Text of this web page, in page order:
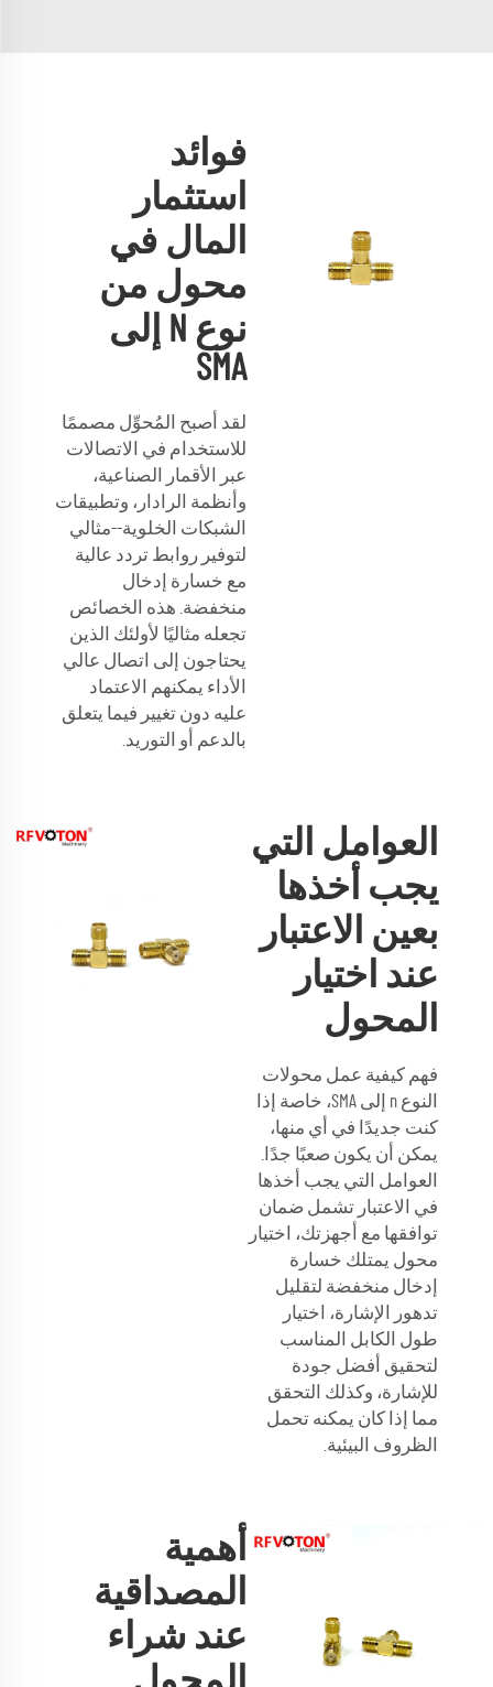
فوائد
استثمار
المال في
محول من
نوع N إلى
SMA
لقد أصبح المُحوِّل مصممًا
للاستخدام في الاتصالات
عبر الأقمار الصناعية،
وأنظمة الرادار، وتطبيقات
الشبكات الخلوية--مثالي
لتوفير روابط تردد عالية
مع خسارة إدخال
منخفضة. هذه الخصائص
تجعله مثاليًا لأولئك الذين
يحتاجون إلى اتصال عالي
الأداء يمكنهم الاعتماد
عليه دون تغيير فيما يتعلق
بالدعم أو التوريد.
العوامل التي
يجب أخذها
بعين الاعتبار
عند اختيار
المحول
فهم كيفية عمل محولات
النوع n إلى SMA، خاصة إذا
كنت جديدًا في أي منها،
يمكن أن يكون صعبًا جدًا.
العوامل التي يجب أخذها
في الاعتبار تشمل ضمان
توافقها مع أجهزتك، اختيار
محول يمتلك خسارة
إدخال منخفضة لتقليل
تدهور الإشارة، اختيار
طول الكابل المناسب
لتحقيق أفضل جودة
للإشارة، وكذلك التحقق
مما إذا كان يمكنه تحمل
الظروف البيئية.
أهمية
المصداقية
عند شراء